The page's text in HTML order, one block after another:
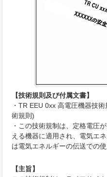
【技術規則及び付属文書】
・TR EEU 0xx 高電圧機器技
術規則)
・この技術規制は、定格電圧
える機器に適用され、電気エ
は電気エネルギーの伝送での
【主旨】